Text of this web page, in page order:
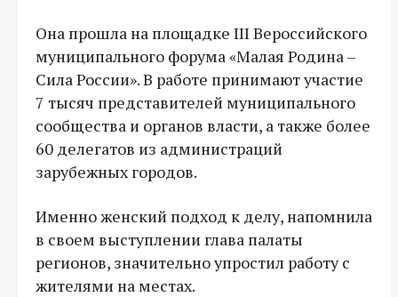
Она прошла на площадке III Вероссийского
муниципального форума «Малая Родина –
Сила России». В работе принимают участие
7 тысяч представителей муниципального
сообщества и органов власти, а также более
60 делегатов из администраций
зарубежных городов.
Именно женский подход к делу, напомнила
в своем выступлении глава палаты
регионов, значительно упростил работу с
жителями на местах.